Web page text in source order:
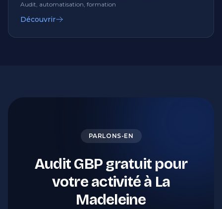
Audit, automatisation, formation
Découvrir
PARLONS-EN
Audit GBP gratuit pour
votre activité à La
Madeleine